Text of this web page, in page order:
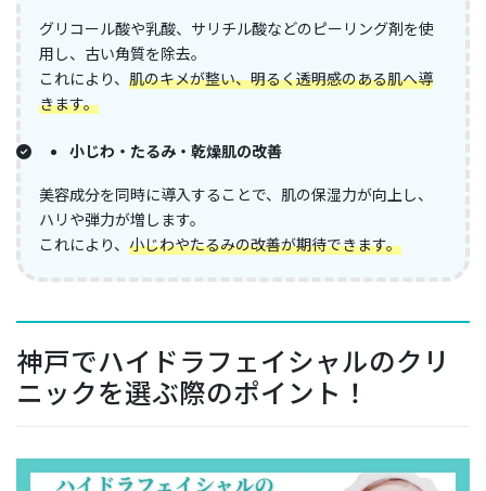
グリコール酸や乳酸、サリチル酸などのピーリング剤を使
用し、古い角質を除去。​
これにより、 肌のキメが整い、明るく透明感のある肌へ導
きます。
小じわ・たるみ・乾燥肌の改善
美容成分を同時に導入することで、肌の保湿力が向上し、
ハリや弾力が増します。​
これにより、 小じわやたるみの改善が期待できます。
神戸でハイドラフェイシャルのクリ
ニックを選ぶ際のポイント！